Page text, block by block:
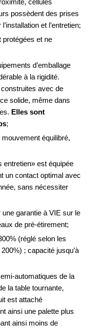
cellules
possèdent des prises
et l’entretien;
protégées et ne
d’emballage
à la rigidité.
avec de
solide, même dans
Elles sont
;
équilibré,
entretien» est équipée
un contact optimal avec
sans nécessiter
garantie à VIE sur le
de pré-étirement;
(réglé selon les
; capacité jusqu’à
automatiques de la
la table tournante,
est attaché
ainsi une palette plus
ainsi moins de